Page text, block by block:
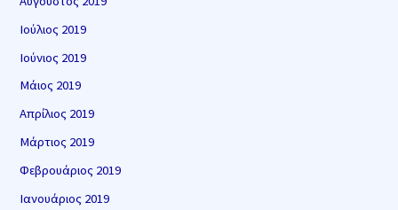
Ιούλιος 2019
Ιούνιος 2019
Μάιος 2019
Απρίλιος 2019
Μάρτιος 2019
Φεβρουάριος 2019
Ιανουάριος 2019